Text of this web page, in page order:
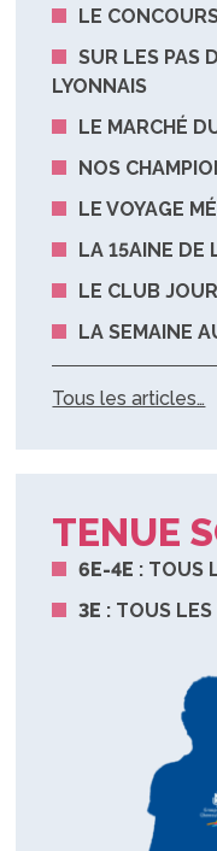
LE
SUR LES PAS
LYONNAIS
LE MARCHÉ
NOS
LE VOYAGE
LA 15AINE DE
LE CLUB
LA SEMAINE
Tous les articles…
TENUE
6E-4E : TOUS
3E : TOUS